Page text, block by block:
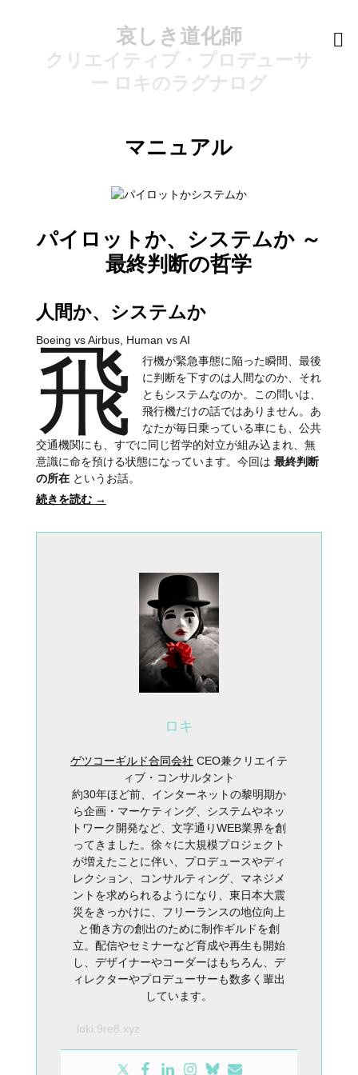
哀しき道化師
クリエイティブ・プロデューサ
ー ロキのラグナログ
マニュアル
パイロットか、システムか ～
最終判断の哲学
人間か、システムか
Boeing vs Airbus, Human vs AI
飛
行機が緊急事態に陥った瞬間、最後
に判断を下すのは人間なのか、それ
ともシステムなのか。この問いは、
飛行機だけの話ではありません。あ
なたが毎日乗っている車にも、公共
交通機関にも、すでに同じ哲学的対立が組み込まれ、無
意識に命を預ける状態になっています。今回は 最終判断
の所在というお話。
続きを読む →
ロキ
ゲツコーギルド合同会社 CEO兼クリエイテ
ィブ・コンサルタント
約30年ほど前、インターネットの黎明期か
ら企画・マーケティング、システムやネッ
トワーク開発など、文字通りWEB業界を創
ってきました。徐々に大規模プロジェクト
が増えたことに伴い、プロデュースやディ
レクション、コンサルティング、マネジメ
ントを求められるようになり、東日本大震
災をきっかけに、フリーランスの地位向上
と働き方の創出のために制作ギルドを創
立。配信やセミナーなど育成や再生も開始
し、デザイナーやコーダーはもちろん、デ
ィレクターやプロデューサーも数多く輩出
しています。
loki.9re8.xyz